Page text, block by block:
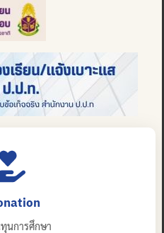
นการศึกษา